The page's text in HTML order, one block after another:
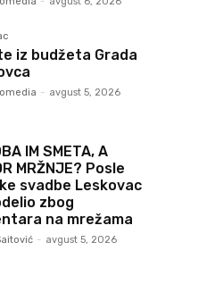
iz budžeta Grada
- avgust 5, 2026
IM SMETA, A
MRŽNJE? Posle
svadbe Leskovac
zbog
na mrežama
- avgust 5, 2026